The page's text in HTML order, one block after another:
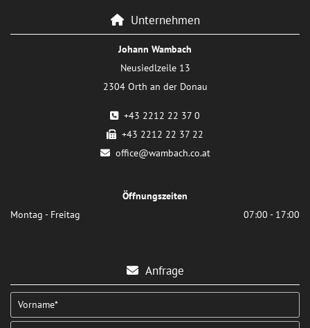
Unternehmen
Johann Wambach
Neusiedlzeile 13
2304 Orth an der Donau
 +43 2212 22 37 0
 +43 2212 22 37 22
 office@wambach.co.at
Öffnungszeiten
Montag - Freitag
07:00 - 17:00
Anfrage